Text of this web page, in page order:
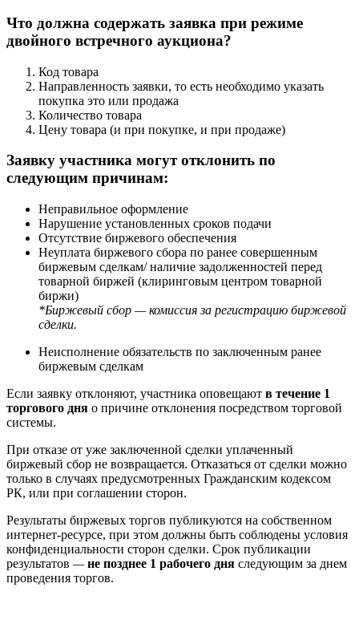
Что должна содержать заявка при режиме
двойного встречного аукциона?
Код товара
Направленность заявки, то есть необходимо указать
покупка это или продажа
Количество товара
Цену товара (и при покупке, и при продаже)
Заявку участника могут отклонить по
следующим причинам:
Неправильное оформление
Нарушение установленных сроков подачи
Отсутствие биржевого обеспечения
Неуплата биржевого сбора по ранее совершенным
биржевым сделкам/ наличие задолженностей перед
товарной биржей (клиринговым центром товарной
биржи)
*Биржевый сбор — комиссия за регистрацию биржевой
сделки.
Неисполнение обязательств по заключенным ранее
биржевым сделкам
Если заявку отклоняют, участника оповещают в течение 1
торгового дня о причине отклонения посредством торговой
системы.
При отказе от уже заключенной сделки уплаченный
биржевый сбор не возвращается. Отказаться от сделки можно
только в случаях предусмотренных Гражданским кодексом
РК, или при соглашении сторон.
Результаты биржевых торгов публикуются на собственном
интернет-ресурсе, при этом должны быть соблюдены условия
конфиденциальности сторон сделки. Срок публикации
результатов — не позднее 1 рабочего дня следующим за днем
проведения торгов.